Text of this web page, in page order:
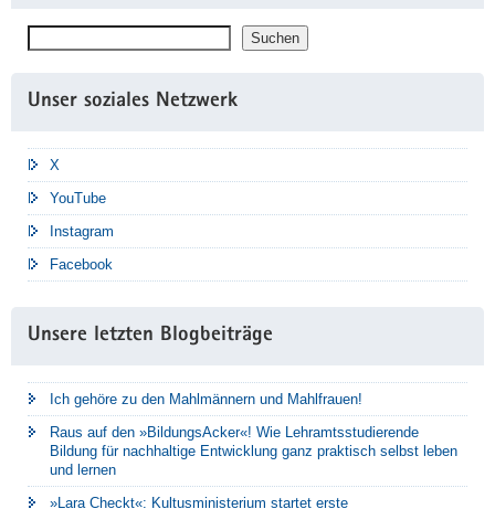
Suchen Suchen
Unser soziales Netzwerk
X
YouTube
Instagram
Facebook
Unsere letzten Blogbeiträge
Ich gehöre zu den Mahlmännern und Mahlfrauen!
Raus auf den »BildungsAcker«! Wie Lehramtsstudierende
Bildung für nachhaltige Entwicklung ganz praktisch selbst leben
und lernen
»Lara Checkt«: Kultusministerium startet erste